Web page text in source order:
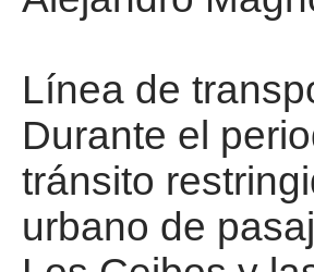
Línea de
Durante el
tránsito
urbano de